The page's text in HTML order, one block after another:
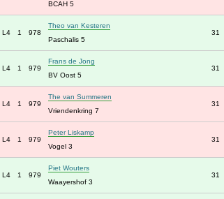
BCAH 5
L4 1 978
Theo van Kesteren
Paschalis 5
31
L4 1 979
Frans de Jong
BV Oost 5
31
L4 1 979
The van Summeren
Vriendenkring 7
31
L4 1 979
Peter Liskamp
Vogel 3
31
L4 1 979
Piet Wouters
Waayershof 3
31